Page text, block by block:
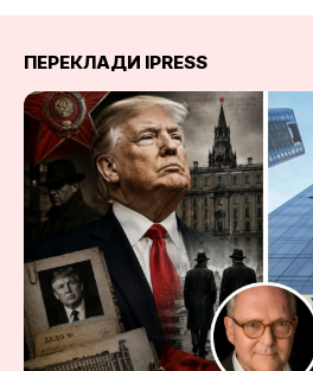
ПЕРЕКЛАДИ IPRESS